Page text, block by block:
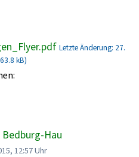
Letzte Änderung: 27.
kB)
Bedburg-Hau
12:57 Uhr